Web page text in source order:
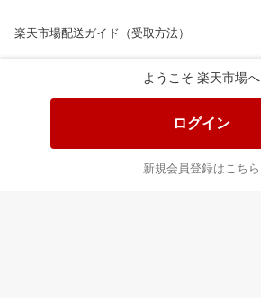
ようこそ 楽天市場へ
ログイン
新規会員登録はこちら
楽天市場配送ガイド（受取方法）
楽天にお店を開きませんか？
楽天ショッピングサービスご利用規約